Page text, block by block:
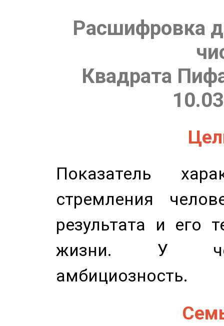
Расшифровка
Квадрата
Показатель
стремления
результата и его
жизни. У
амбициозность.